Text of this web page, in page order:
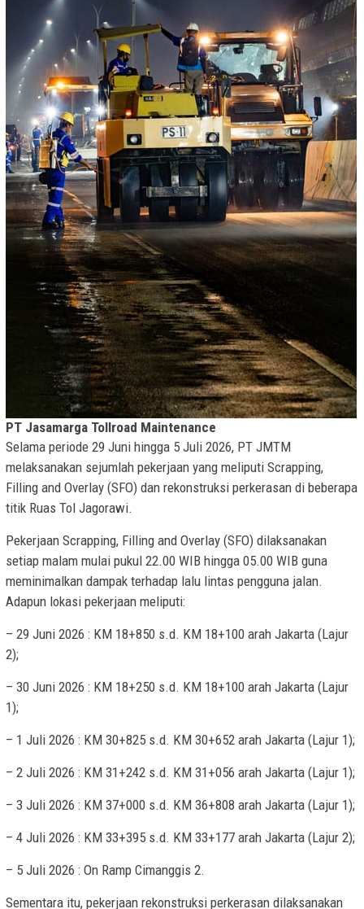
PT Jasamarga Tollroad Maintenance
Selama periode 29 Juni hingga 5 Juli 2026, PT JMTM
melaksanakan sejumlah pekerjaan yang meliputi Scrapping,
Filling and Overlay (SFO) dan rekonstruksi perkerasan di beberapa
titik Ruas Tol Jagorawi.
Pekerjaan Scrapping, Filling and Overlay (SFO) dilaksanakan
setiap malam mulai pukul 22.00 WIB hingga 05.00 WIB guna
meminimalkan dampak terhadap lalu lintas pengguna jalan.
Adapun lokasi pekerjaan meliputi:
– 29 Juni 2026 : KM 18+850 s.d. KM 18+100 arah Jakarta (Lajur
2);
– 30 Juni 2026 : KM 18+250 s.d. KM 18+100 arah Jakarta (Lajur
1);
– 1 Juli 2026 : KM 30+825 s.d. KM 30+652 arah Jakarta (Lajur 1);
– 2 Juli 2026 : KM 31+242 s.d. KM 31+056 arah Jakarta (Lajur 1);
– 3 Juli 2026 : KM 37+000 s.d. KM 36+808 arah Jakarta (Lajur 1);
– 4 Juli 2026 : KM 33+395 s.d. KM 33+177 arah Jakarta (Lajur 2);
– 5 Juli 2026 : On Ramp Cimanggis 2.
Sementara itu, pekerjaan rekonstruksi perkerasan dilaksanakan